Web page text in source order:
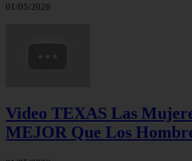
01/05/2026
Video TEXAS Las
MEJOR Que Los